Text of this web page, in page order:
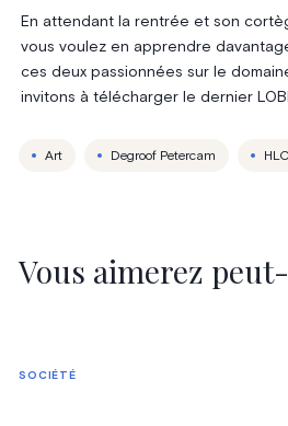
En attendant la rentrée et son
vous voulez en apprendre
ces deux passionnées sur le
invitons à télécharger le dernier
Art Degroof Petercam HLC
Vous aimerez
SOCIÉTÉ